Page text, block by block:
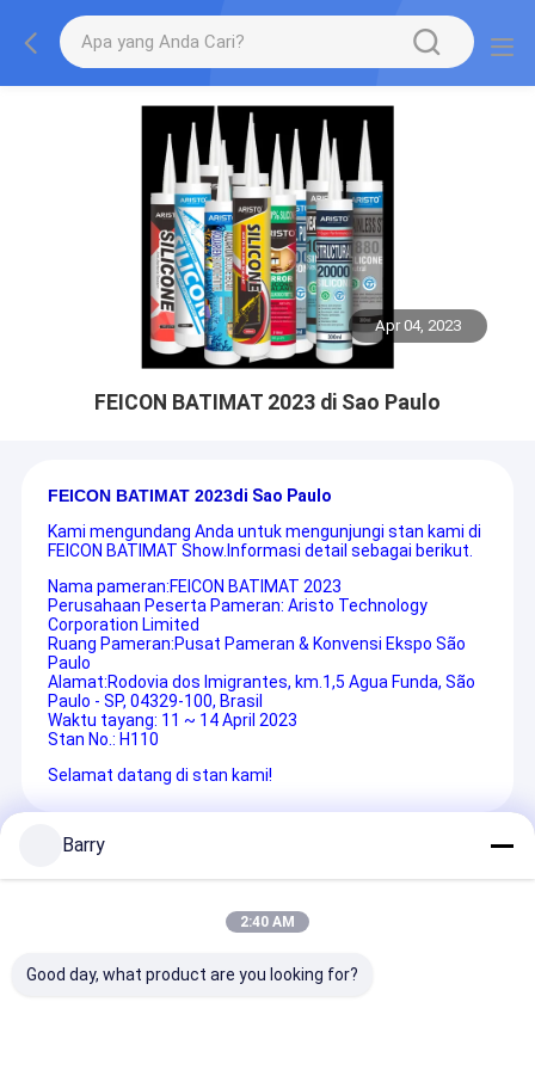
Apr 04, 2023
FEICON BATIMAT 2023 di Sao Paulo
FEICON BATIMAT 2023di Sao Paulo
Kami mengundang Anda untuk mengunjungi stan kami di
FEICON BATIMAT Show.Informasi detail sebagai berikut.
Nama pameran:FEICON BATIMAT 2023
Perusahaan Peserta Pameran: Aristo Technology
Corporation Limited
Ruang Pameran:Pusat Pameran & Konvensi Ekspo São
Paulo
Alamat:Rodovia dos Imigrantes, km.1,5 Agua Funda, São
Paulo - SP, 04329-100, Brasil
Waktu tayang: 11 ~ 14 April 2023
Stan No.: H110
Selamat datang di stan kami!
Recommended Products
Barry
2:40 AM
Good day, what product are you looking for?